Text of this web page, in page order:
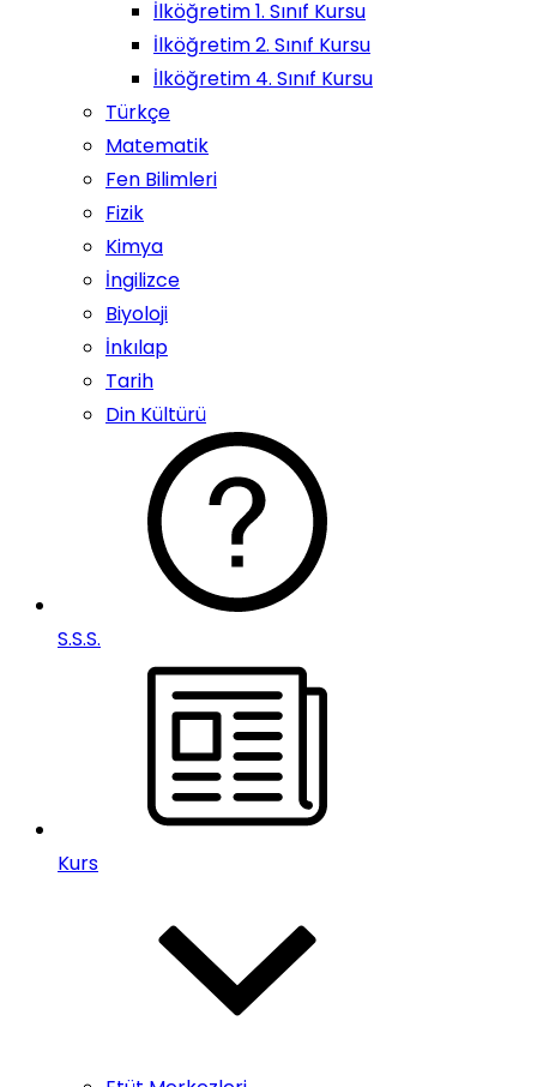
İlköğretim 1. Sınıf Kursu
İlköğretim 2. Sınıf Kursu
İlköğretim 4. Sınıf Kursu
Türkçe
Matematik
Fen Bilimleri
Fizik
Kimya
İngilizce
Biyoloji
İnkılap
Tarih
Din Kültürü
S.S.S.
Kurs